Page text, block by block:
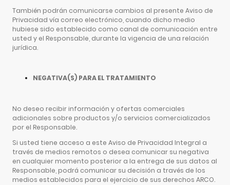
También podrán comunicarse cambios al presente Aviso de
Privacidad vía correo electrónico, cuando dicho medio
hubiese sido establecido como canal de comunicación entre
usted y el Responsable, durante la vigencia de una relación
jurídica.
NEGATIVA(S) PARA EL TRATAMIENTO
No deseo recibir información y ofertas comerciales
adicionales sobre productos y/o servicios comercializados
por el Responsable.
Si usted tiene acceso a este Aviso de Privacidad Integral a
través de medios remotos o desea comunicar su negativa
en cualquier momento posterior a la entrega de sus datos al
Responsable, podrá comunicar su decisión a través de los
medios establecidos para el ejercicio de sus derechos ARCO.